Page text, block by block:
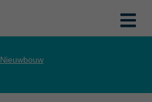
Nieuwbouw